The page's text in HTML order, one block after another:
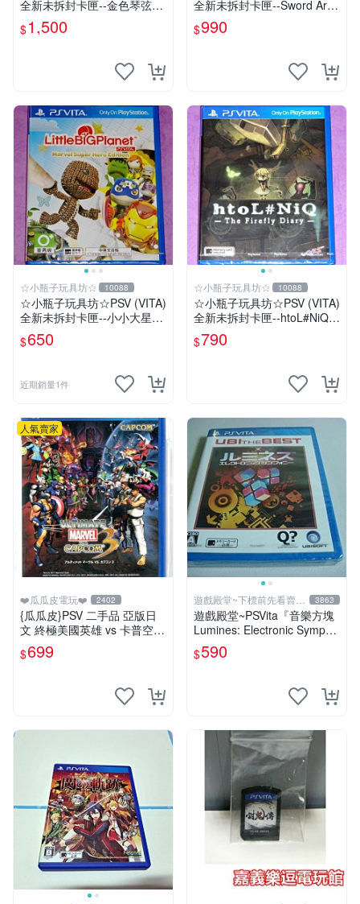
全新未拆封卡匣--金色琴弦4
首批限定版 (中文版)
$1,500
全新未拆封卡匣--Sword Art
Online 刀劍神域 虛空斷章
(亞日版)
$990
☆小瓶子玩具坊☆ 10088
☆小瓶子玩具坊☆PSV (VITA)
全新未拆封卡匣--小小大星球
PS Vita 漫威超級英雄版 中文
版
$650
近期銷量1件
☆小瓶子玩具坊☆ 10088
☆小瓶子玩具坊☆PSV (VITA)
全新未拆封卡匣--htoL#NiQ
螢火蟲日記
$790
人氣賣家
❤️瓜瓜皮電玩❤️ 2402
{瓜瓜皮}PSV 二手品 亞版日
文 終極美國英雄 vs 卡普空 3
UMVC3(遊戲都有回收)
$699
遊戲殿堂~下標前先看賣場
關於我
3863
遊戲殿堂~PSVita『音樂方塊
Lumines: Electronic Sympho
ny』日版BEST全新品
$590